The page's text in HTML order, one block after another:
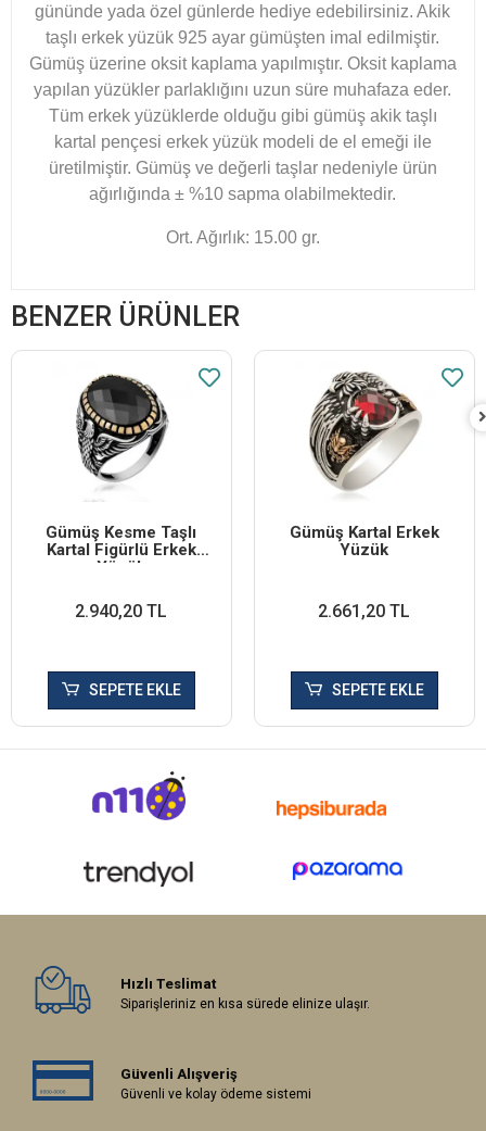
gününde yada özel günlerde hediye edebilirsiniz. Akik
taşlı erkek yüzük 925 ayar gümüşten imal edilmiştir.
Gümüş üzerine oksit kaplama yapılmıştır. Oksit kaplama
yapılan yüzükler parlaklığını uzun süre muhafaza eder.
Tüm erkek yüzüklerde olduğu gibi gümüş akik taşlı
kartal pençesi erkek yüzük modeli de el emeği ile
üretilmiştir. Gümüş ve değerli taşlar nedeniyle ürün
ağırlığında ± %10 sapma olabilmektedir.​
Ort. Ağırlık: 15.00 gr.
BENZER ÜRÜNLER
Gümüş Kesme Taşlı
Kartal Figürlü Erkek
Yüzük
2.940,20 TL
SEPETE EKLE
Gümüş Kartal Erkek
Yüzük
2.661,20 TL
SEPETE EKLE
Hızlı Teslimat
Siparişleriniz en kısa sürede elinize ulaşır.
Güvenli Alışveriş
Güvenli ve kolay ödeme sistemi